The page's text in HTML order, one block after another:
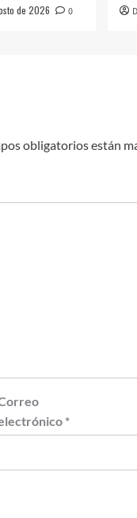
de 2026 0
obligatorios están
*